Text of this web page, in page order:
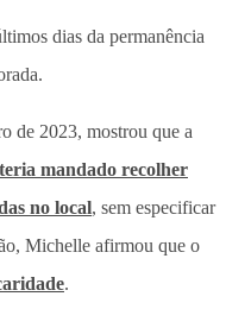
dias da permanência
de 2023, mostrou que a
mandado recolher
no local, sem especificar
Michelle afirmou que o
.